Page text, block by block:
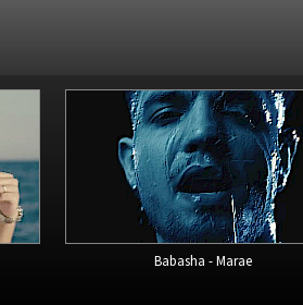
Babasha - Marae